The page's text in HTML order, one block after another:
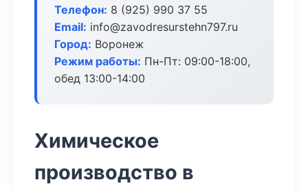
Телефон: 8 (925) 990 37 55
Email: info@zavodresurstehn797.ru
Город: Воронеж
Режим работы: Пн-Пт: 09:00-18:00,
обед 13:00-14:00
Химическое
производство в